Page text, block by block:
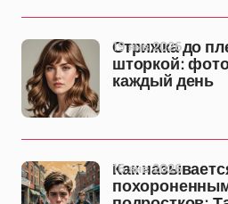
Стрижка до
шторкой:
каждый день
19 янв 2026
Как
16 янв 2026